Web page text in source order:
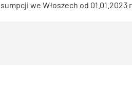
we Włoszech od 01.01.2023 r.